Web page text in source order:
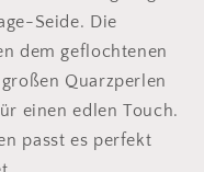
Seide. Die
dem geflochtenen
Quarzperlen
einen edlen Touch.
passt es perfekt